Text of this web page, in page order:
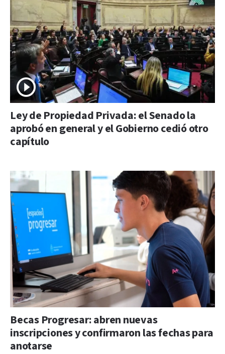
Ley de Propiedad Privada: el Senado la
aprobó en general y el Gobierno cedió otro
capítulo
Becas Progresar: abren nuevas
inscripciones y confirmaron las fechas para
anotarse